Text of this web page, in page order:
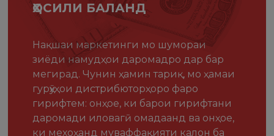
Нақшаи маркетинги мо шумораи
зиёди намудҳои даромадро дар бар
мегирад. Чунин ҳамин тариқ, мо ҳамаи
гурӯҳҳои дистрибюторҳоро фаро
гирифтем: онҳое, ки барои гирифтани
даромади иловагӣ омадаанд ва онҳое,
ки мехоҳанд муваффақияти калон ба
ҲОСИЛИ БАЛАНД